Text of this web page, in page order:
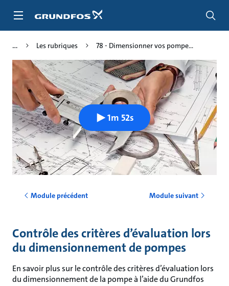
Les rubriques 78 - Dimensionner vos pompe...
1m 52s
Module précédent Module suivant
Contrôle des critères d’évaluation lors
du dimensionnement de pompes
En savoir plus sur le contrôle des critères d’évaluation lors
du dimensionnement de la pompe à l’aide du Grundfos